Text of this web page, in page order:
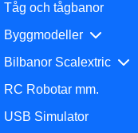
Tåg och tågbanor
Byggmodeller
Bilbanor Scalextric
RC Robotar mm.
USB Simulator